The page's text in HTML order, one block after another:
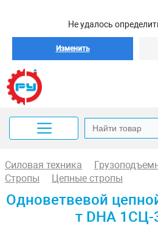
Не удалось
Изменить
Силовая техника
Стропы
Цепные стропы
Одноветвевой
т DHA 1СЦ-